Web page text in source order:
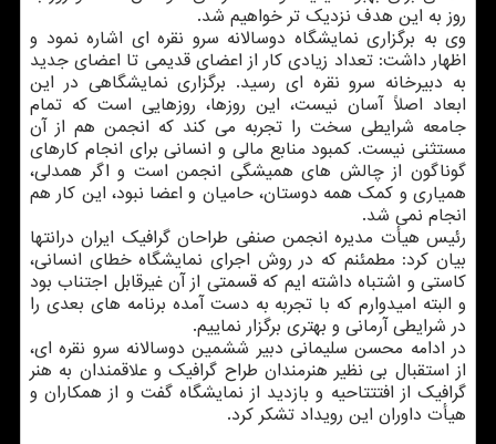
روز به این هدف نزدیك تر خواهیم شد.
وی به برگزاری نمایشگاه دوسالانه سرو نقره ای اشاره نمود و
اظهار داشت: تعداد زیادی كار از اعضای قدیمی تا اعضای جدید
به دبیرخانه سرو نقره ای رسید. برگزاری نمایشگاهی در این
ابعاد اصلاً آسان نیست، این روزها، روزهایی است كه تمام
جامعه شرایطی سخت را تجربه می كند كه انجمن هم از آن
مستثنی نیست. كمبود منابع مالی و انسانی برای انجام كارهای
گوناگون از چالش های همیشگی انجمن است و اگر همدلی،
همیاری و كمك همه دوستان، حامیان و اعضا نبود، این كار هم
انجام نمی شد.
رئیس هیأت مدیره انجمن صنفی طراحان گرافیك ایران درانتها
بیان كرد: مطمئنم كه در روش اجرای نمایشگاه خطای انسانی،
كاستی و اشتباه داشته ایم كه قسمتی از آن غیرقابل اجتناب بود
و البته امیدوارم كه با تجربه به دست آمده برنامه های بعدی را
در شرایطی آرمانی و بهتری برگزار نماییم.
در ادامه محسن سلیمانی دبیر ششمین دوسالانه سرو نقره ای،
از استقبال بی نظیر هنرمندان طراح گرافیك و علاقمندان به هنر
گرافیك از افتتتاحیه و بازدید از نمایشگاه گفت و از همكاران و
هیأت داوران این رویداد تشكر كرد.